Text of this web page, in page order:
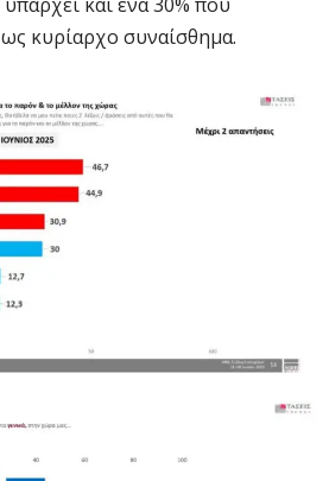
κυρίαρχο συναίσθημα.